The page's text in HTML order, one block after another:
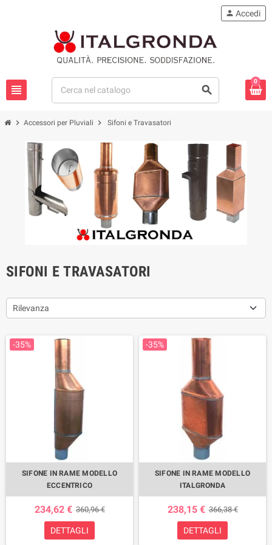
view_headline search
person Accedi
0
chevron_right Accessori per Pluviali chevron_right Sifoni e Travasatori
SIFONI E TRAVASATORI
Rilevanza
-35%
SIFONE IN RAME MODELLO
ECCENTRICO
234,62 € 360,96 €
DETTAGLI
-35%
SIFONE IN RAME MODELLO
ITALGRONDA
238,15 € 366,38 €
DETTAGLI